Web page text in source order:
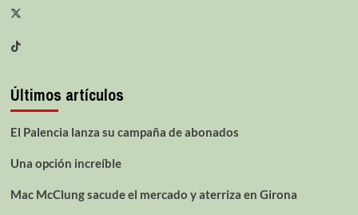
Últimos artículos
El Palencia lanza su campaña de abonados
Una opción increíble
Mac McClung sacude el mercado y aterriza en Girona